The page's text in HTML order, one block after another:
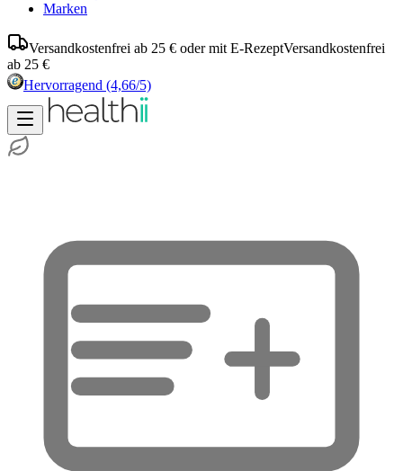
Marken
Versandkostenfrei ab 25 € oder mit E-RezeptVersandkostenfrei
ab 25 €
Hervorragend (4,66/5)